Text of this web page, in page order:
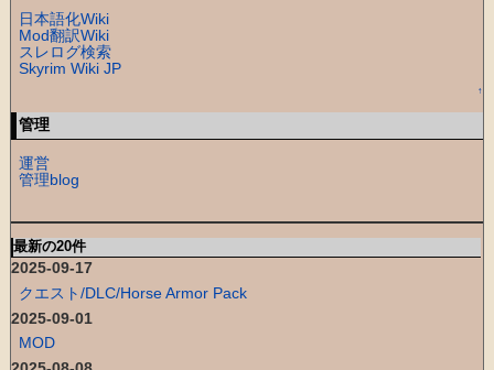
日本語化Wiki
Mod翻訳Wiki
スレログ検索
Skyrim Wiki JP
↑
管理
運営
管理blog
最新の20件
2025-09-17
クエスト/DLC/Horse Armor Pack
2025-09-01
MOD